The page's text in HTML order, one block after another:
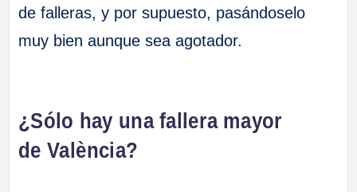
de falleras, y por supuesto, pasándoselo
muy bien aunque sea agotador.
¿Sólo hay una fallera mayor
de València?